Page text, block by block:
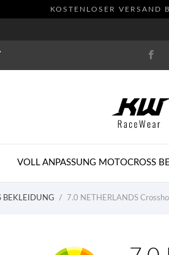
KOSTENLOSER VERSAND
VOLL ANPASSUNG MOTOCROSS
BEKLEIDUNG 7.0 NETHERLANDS